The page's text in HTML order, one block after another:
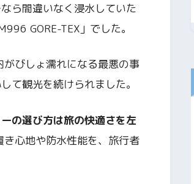
ら間違いなく浸水していた
GORE-TEX」でした。
びしょ濡れになる最悪の事
て観光を続けられました。
の選び方は旅の快適さを左
心地や防水性能を、旅行者